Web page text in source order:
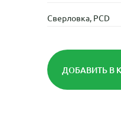
Сверловка, PCD
ДОБАВИТЬ В